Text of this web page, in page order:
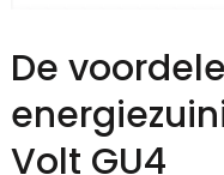
De
Volt GU4